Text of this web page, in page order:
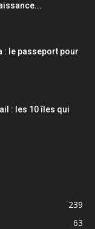
: le passeport pour
: les 10 îles qui
239
63